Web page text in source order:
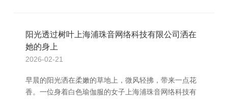
阳光透过树叶上海浦珠音网络科技有限公司洒在
她的身上
2026-02-21
早晨的阳光洒在柔嫩的草地上，微风轻拂，带来一点花
香。一位身着白色瑜伽服的女子上海浦珠音网络科技有